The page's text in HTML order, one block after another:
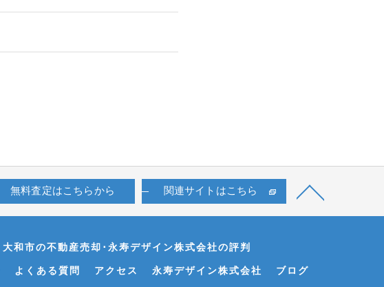
無料査定はこちらから 関連サイトはこちら
大和市の不動産売却･永寿デザイン株式会社の評判
よくある質問 アクセス 永寿デザイン株式会社 ブログ